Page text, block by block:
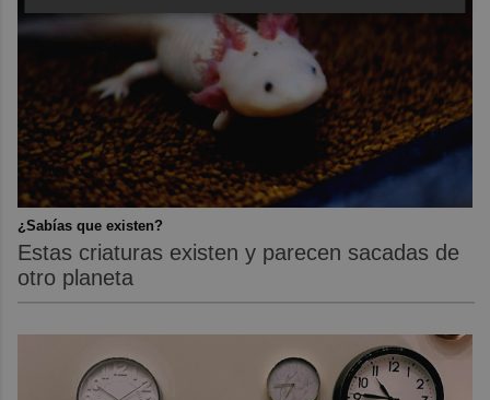
¿Sabías que existen?
Estas criaturas existen y parecen sacadas de
otro planeta